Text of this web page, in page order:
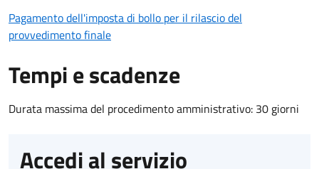
Pagamento dell'imposta di bollo per il rilascio del
provvedimento finale
Tempi e scadenze
Durata massima del procedimento amministrativo: 30 giorni
Accedi al servizio